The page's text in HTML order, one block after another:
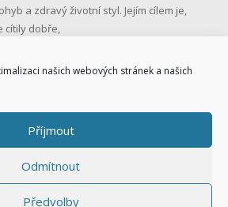
našich webových stránek a našich
Příjmout
Odmítnout
Předvolby
a zdravý životní styl. Jejím cílem je,
cítily dobře,
Velká Dlážka 5
02 Přerov